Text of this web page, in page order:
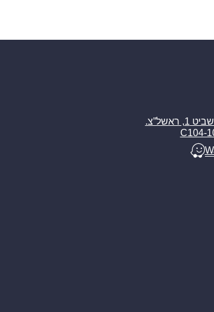
רח’ אברהם בומה שביט 1, ראשל”צ.